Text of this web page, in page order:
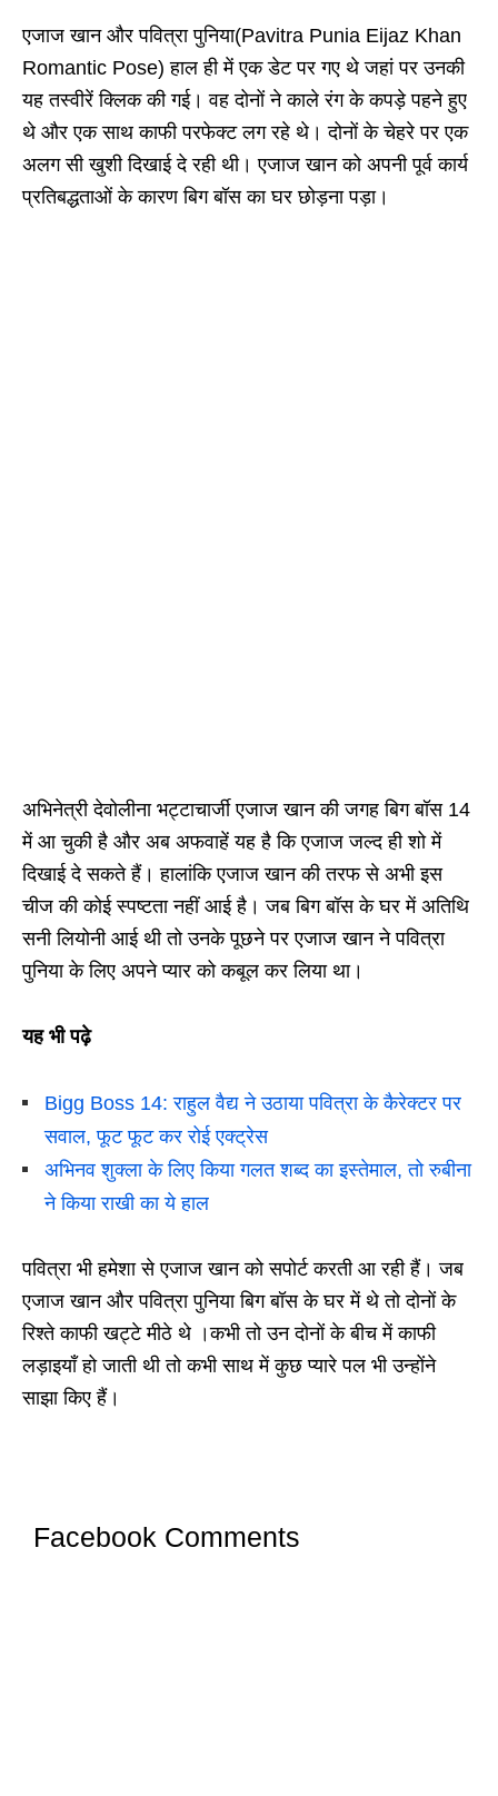
एजाज खान और पवित्रा पुनिया(Pavitra Punia Eijaz Khan
Romantic Pose) हाल ही में एक डेट पर गए थे जहां पर उनकी
यह तस्वीरें क्लिक की गई। वह दोनों ने काले रंग के कपड़े पहने हुए
थे और एक साथ काफी परफेक्ट लग रहे थे। दोनों के चेहरे पर एक
अलग सी खुशी दिखाई दे रही थी। एजाज खान को अपनी पूर्व कार्य
प्रतिबद्धताओं के कारण बिग बॉस का घर छोड़ना पड़ा।
अभिनेत्री देवोलीना भट्टाचार्जी एजाज खान की जगह बिग बॉस 14
में आ चुकी है और अब अफवाहें यह है कि एजाज जल्द ही शो में
दिखाई दे सकते हैं। हालांकि एजाज खान की तरफ से अभी इस
चीज की कोई स्पष्टता नहीं आई है। जब बिग बॉस के घर में अतिथि
सनी लियोनी आई थी तो उनके पूछने पर एजाज खान ने पवित्रा
पुनिया के लिए अपने प्यार को कबूल कर लिया था।
यह भी पढ़े
Bigg Boss 14: राहुल वैद्य ने उठाया पवित्रा के कैरेक्टर पर
सवाल, फूट फूट कर रोई एक्ट्रेस
अभिनव शुक्ला के लिए किया गलत शब्द का इस्तेमाल, तो रुबीना
ने किया राखी का ये हाल
पवित्रा भी हमेशा से एजाज खान को सपोर्ट करती आ रही हैं। जब
एजाज खान और पवित्रा पुनिया बिग बॉस के घर में थे तो दोनों के
रिश्ते काफी खट्टे मीठे थे ।कभी तो उन दोनों के बीच में काफी
लड़ाइयाँ हो जाती थी तो कभी साथ में कुछ प्यारे पल भी उन्होंने
साझा किए हैं।
Facebook Comments